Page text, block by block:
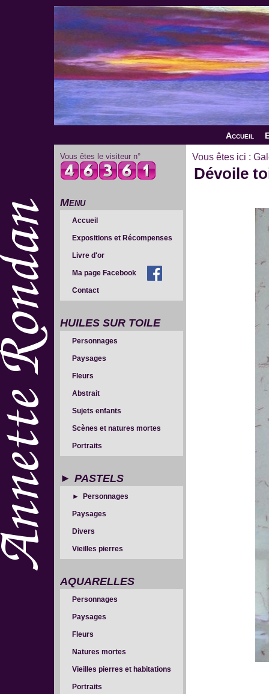
Accueil
Vous êtes le visiteur n°
Menu
Accueil
Expositions et Récompenses
Livre d'or
Ma page Facebook
Contact
HUILES SUR TOILE
Personnages
Paysages
Fleurs
Abstrait
Sujets enfants
Scènes et natures mortes
Portraits
PASTELS
Personnages
Paysages
Divers
Vieilles pierres
AQUARELLES
Personnages
Paysages
Fleurs
Natures mortes
Vieilles pierres et habitations
Portraits
Vous êtes ici :
Dévoile